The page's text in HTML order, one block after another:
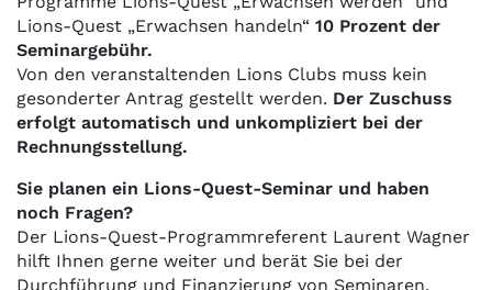
Lions-Quest „Erwachsen handeln“ 10 Prozent der
Seminargebühr.
Von den veranstaltenden Lions Clubs muss kein
gesonderter Antrag gestellt werden. Der Zuschuss
erfolgt automatisch und unkompliziert bei der
Rechnungsstellung.
Sie planen ein Lions-Quest-Seminar und haben
noch Fragen?
Der Lions-Quest-Programmreferent Laurent Wagner
hilft Ihnen gerne weiter und berät Sie bei der
Durchführung und Finanzierung von Seminaren.